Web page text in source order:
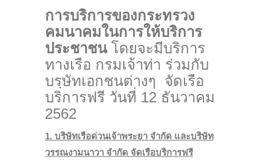
การบริการของกระทรวง
คมนาคมในการให้บริการ
ประชาชน โดยจะมีบริการ
ทางเรือ กรมเจ้าท่า ร่วมกับ
บรฺษัทเอกชนต่างๆ จัดเรือ
บริการฟรี วันที่ 12 ธันวาคม
2562
1. บริษัทเรือด่วนเจ้าพระยา จำกัด และบริษัท
วรรณงามนาวา จำกัด จัดเรือบริการฟรี